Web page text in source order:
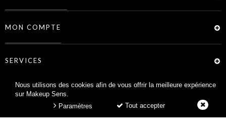
Nous utilisons des cookies afin de vous offrir la meilleure expérience
sur Makeup Sens.
Tout accepter
Paramètres
MON COMPTE
SERVICES